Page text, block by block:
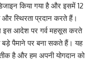
किया गया है और इसमें 12
और स्थिरता प्रदान करते हैं।
इस आदेश पर गर्व महसूस करते
बड़े पैमाने पर बना सकते हैं। यह
है और हम अपनी योगदान को